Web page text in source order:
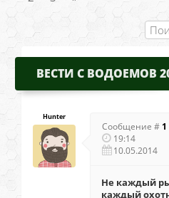
ВЕСТИ С ВОДОЕМОВ
Hunter
Сообщение # 1
19:14
10.05.2014
Не каждый
каждый